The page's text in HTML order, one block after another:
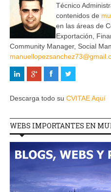
Técnico
contenidos de
en las áreas de
Exportación,
Community Manager, Social
Descarga todo su CVITAE Aquí
WEBS IMPORTANTES EN